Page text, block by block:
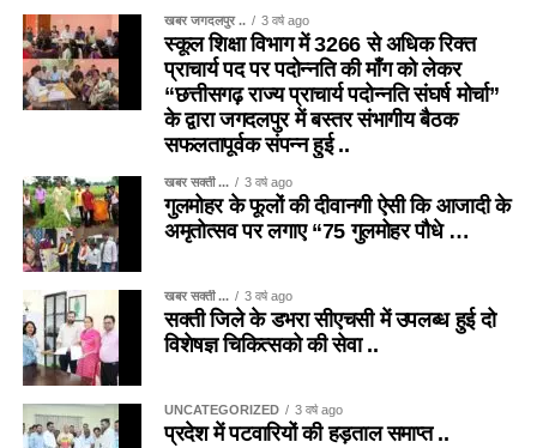
खबर जगदलपुर .. 3 वर्ष ago
स्कूल शिक्षा विभाग में 3266 से अधिक रिक्त
प्राचार्य पद पर पदोन्नति की माँग को लेकर
“छत्तीसगढ़ राज्य प्राचार्य पदोन्नति संघर्ष मोर्चा”
के द्वारा जगदलपुर में बस्तर संभागीय बैठक
सफलतापूर्वक संपन्न हुई ..
खबर सक्ती ... 3 वर्ष ago
गुलमोहर के फूलों की दीवानगी ऐसी कि आजादी के
अमृतोत्सव पर लगाए “75 गुलमोहर पौधे …
खबर सक्ती ... 3 वर्ष ago
सक्ती जिले के डभरा सीएचसी में उपलब्ध हुई दो
विशेषज्ञ चिकित्सको की सेवा ..
UNCATEGORIZED 3 वर्ष ago
प्रदेश में पटवारियों की हड़ताल समाप्त ..